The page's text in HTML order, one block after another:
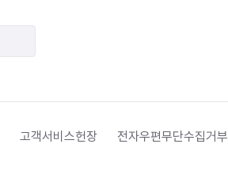
고객서비스헌장
전자우편무단수집거부